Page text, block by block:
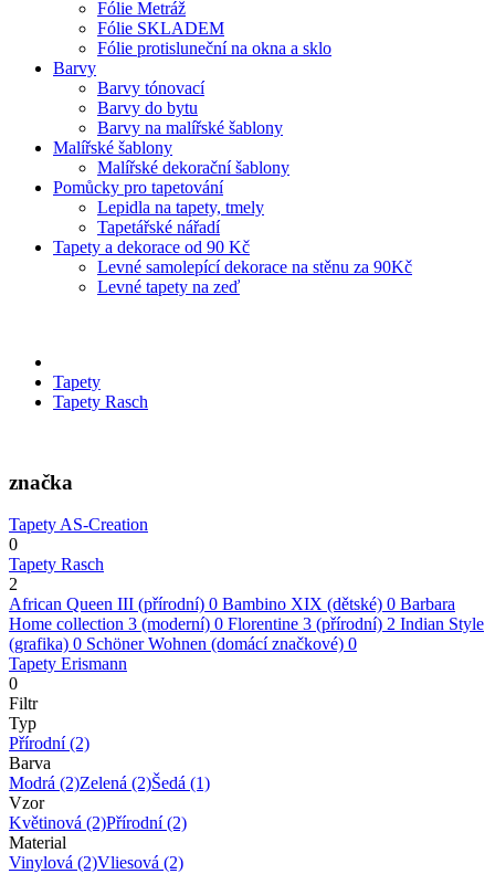
Fólie Metráž
Fólie SKLADEM
Fólie protisluneční na okna a sklo
Barvy
Barvy tónovací
Barvy do bytu
Barvy na malířské šablony
Malířské šablony
Malířské dekorační šablony
Pomůcky pro tapetování
Lepidla na tapety, tmely
Tapetářské nářadí
Tapety a dekorace od 90 Kč
Levné samolepící dekorace na stěnu za 90Kč
Levné tapety na zeď
Tapety
Tapety Rasch
značka
Tapety AS-Creation
0
Tapety Rasch
2
African Queen III (přírodní) 0 Bambino XIX (dětské) 0 Barbara
Home collection 3 (moderní) 0 Florentine 3 (přírodní) 2 Indian Style
(grafika) 0 Schöner Wohnen (domácí značkové) 0
Tapety Erismann
0
Filtr
Typ
Přírodní(2)
Barva
Modrá (2)Zelená (2)Šedá (1)
Vzor
Květinová (2)Přírodní(2)
Material
Vinylová (2)Vliesová (2)